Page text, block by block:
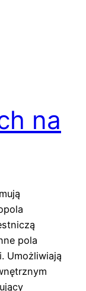
na
pola
Umożliwiają